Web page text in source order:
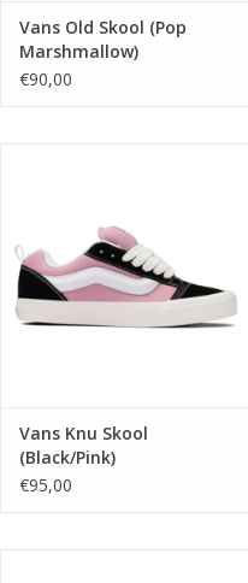
Vans Old Skool (Pop
Marshmallow)
VN000D5NCDA1
€90,00
Vans Knu Skool
(Black/Pink)
VN000D22B9P1
€95,00